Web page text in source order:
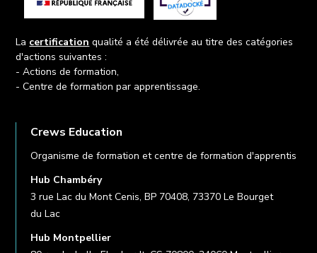
La certification qualité a été délivrée au titre des catégories
d'actions suivantes :
- Actions de formation,
- Centre de formation par apprentissage.
Crews Education
Organisme de formation et centre de formation d'apprentis
Hub Chambéry
3 rue Lac du Mont Cenis, BP 70408, 73370 Le Bourget
du Lac
Hub Montpellier